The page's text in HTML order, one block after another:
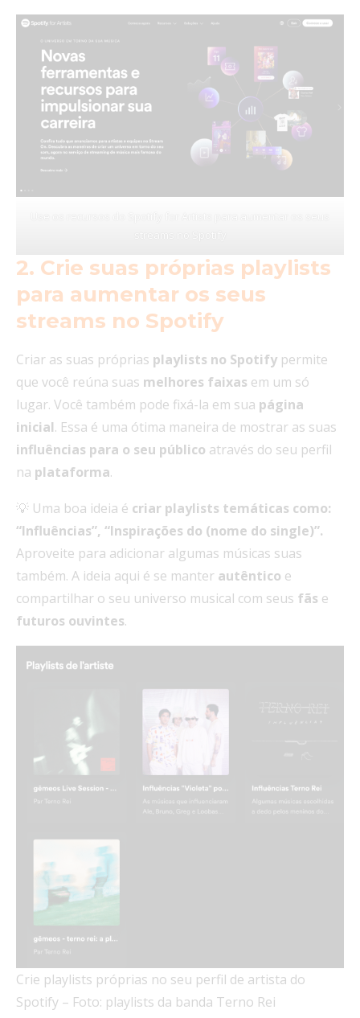
2. Crie suas próprias playlists
para aumentar os seus
streams no Spotify
Criar as suas próprias playlists no Spotify permite
que você reúna suas melhores faixas em um só
lugar. Você também pode fixá-la em sua página
inicial. Essa é uma ótima maneira de mostrar as suas
influências para o seu público através do seu perfil
na plataforma.
💡 Uma boa ideia é criar playlists temáticas como:
“Influências”, “Inspirações do (nome do single)”.
Aproveite para adicionar algumas músicas suas
também. A ideia aqui é se manter autêntico e
compartilhar o seu universo musical com seus fãs e
futuros ouvintes.
Crie playlists próprias no seu perfil de artista do
Spotify – Foto: playlists da banda Terno Rei